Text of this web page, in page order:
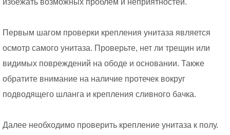
избежать возможных проблем и неприятностей.
Первым шагом проверки крепления унитаза является
осмотр самого унитаза. Проверьте, нет ли трещин или
видимых повреждений на ободе и основании. Также
обратите внимание на наличие протечек вокруг
подводящего шланга и крепления сливного бачка.
Далее необходимо проверить крепление унитаза к полу.